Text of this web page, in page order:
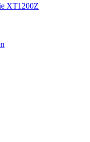
XT1200Z